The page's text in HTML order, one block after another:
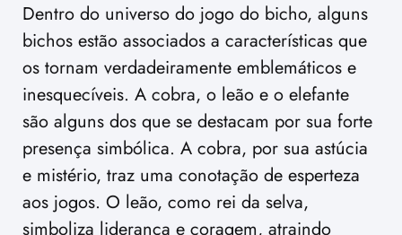
Dentro do universo do jogo do bicho, alguns
bichos estão associados a características que
os tornam verdadeiramente emblemáticos e
inesquecíveis. A cobra, o leão e o elefante
são alguns dos que se destacam por sua forte
presença simbólica. A cobra, por sua astúcia
e mistério, traz uma conotação de esperteza
aos jogos. O leão, como rei da selva,
simboliza liderança e coragem, atraindo